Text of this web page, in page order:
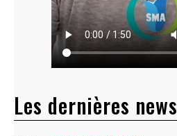
Les dernières news